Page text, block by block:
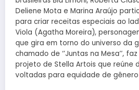
Deliene Mota e Marina Araújo
para criar receitas especiais ao
Viola (Agatha Moreira),
que gira em torno do universo da
chamado de ‘’Juntas na Mesa’’,
projeto de Stella Artois que reúne
voltadas para equidade de